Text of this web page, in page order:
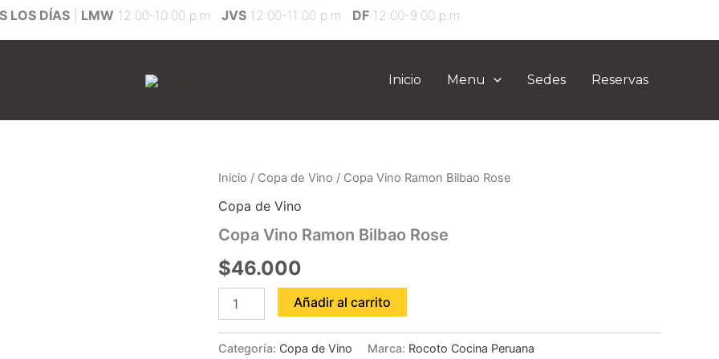
LOS DÍAS LMW 12:00-10:00 p.m. JVS 12:00-11:00 p.m. DF 12:00-9:00 p.m.
Inicio Menu Sedes Reservas
Inicio / Copa de Vino / Copa Vino Ramon Bilbao Rose
Copa de Vino
Copa Vino Ramon Bilbao Rose
$46.000
Copa
Ramon
Rose
Añadir al carrito
Categoría: Copa de Vino Marca: Rocoto Cocina Peruana